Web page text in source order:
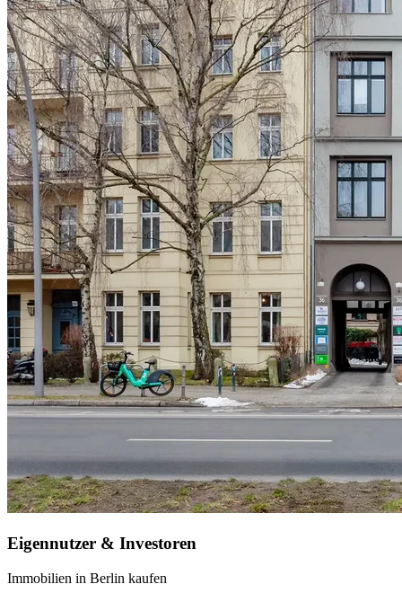
Eigennutzer & Investoren
Immobilien in Berlin kaufen